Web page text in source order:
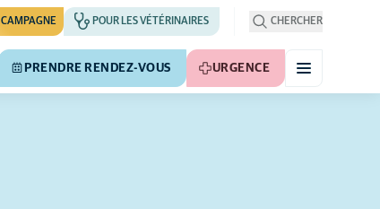
CAMPAGNE POUR LES VÉTÉRINAIRES CHERCHER
PRENDRE RENDEZ-VOUS URGENCE